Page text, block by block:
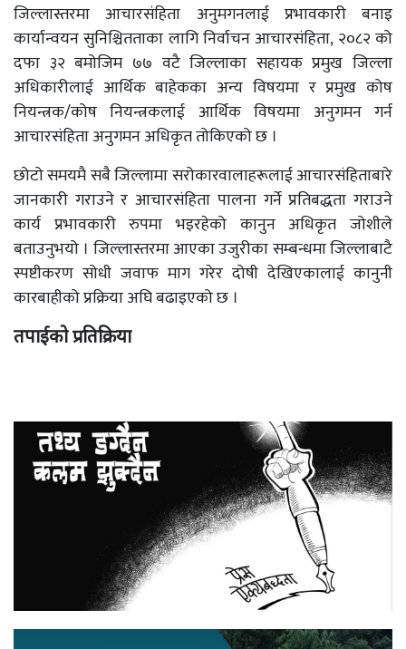
जिल्लास्तरमा आचारसंहिता अनुमगनलाई प्रभावकारी बनाइ
कार्यान्वयन सुनिश्चितताका लागि निर्वाचन आचारसंहिता, २०८२ को
दफा ३२ बमोजिम ७७ वटै जिल्लाका सहायक प्रमुख जिल्ला
अधिकारीलाई आर्थिक बाहेकका अन्य विषयमा र प्रमुख कोष
नियन्त्रक/कोष नियन्त्रकलाई आर्थिक विषयमा अनुगमन गर्न
आचारसंहिता अनुगमन अधिकृत तोकिएको छ ।
छोटो समयमै सबै जिल्लामा सरोकारवालाहरूलाई आचारसंहिताबारे
जानकारी गराउने र आचारसंहिता पालना गर्ने प्रतिबद्धता गराउने
कार्य प्रभावकारी रुपमा भइरहेको कानुन अधिकृत जोशीले
बताउनुभयो । जिल्लास्तरमा आएका उजुरीका सम्बन्धमा जिल्लाबाटै
स्पष्टीकरण सोधी जवाफ माग गरेर दोषी देखिएकालाई कानुनी
कारबाहीको प्रक्रिया अघि बढाइएको छ ।
तपाईको प्रतिक्रिया